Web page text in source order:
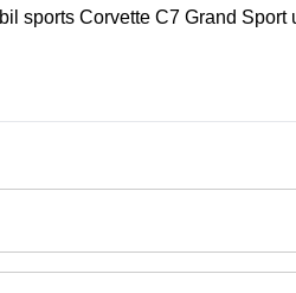
sports Corvette C7 Grand